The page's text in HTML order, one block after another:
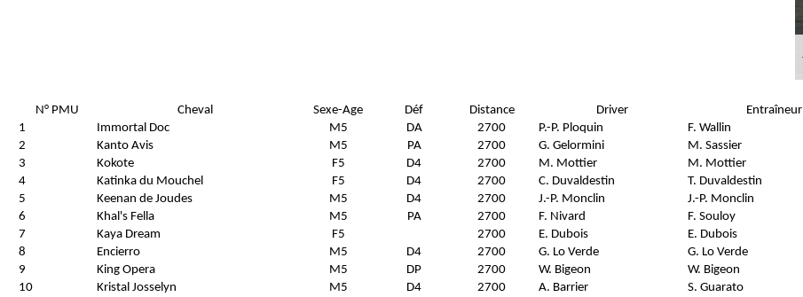
N° PMU Cheval Sexe-Age Déf Distance Driver Entraîneur
1
Immortal Doc M5 DA 2700 P.-P. Ploquin F. Wallin
2
Kanto Avis M5 PA 2700 G. Gelormini M. Sassier
3
Kokote F5 D4 2700 M. Mottier M. Mottier
4
Katinka du Mouchel F5 D4 2700 C. Duvaldestin T. Duvaldestin
5
Keenan de Joudes M5 D4 2700 J.-P. Monclin J.-P. Monclin
6
Khal's Fella M5 PA 2700 F. Nivard F. Souloy
7
Kaya Dream F5 2700 E. Dubois E. Dubois
8
Encierro M5 D4 2700 G. Lo Verde G. Lo Verde
9
King Opera M5 DP 2700 W. Bigeon W. Bigeon
10
Kristal Josselyn M5 D4 2700 A. Barrier S. Guarato